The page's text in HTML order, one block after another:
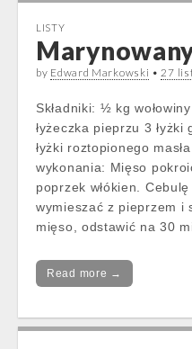
LISTY
by Edward Markowski •27
Składniki: ½ kg
łyżeczka pieprzu 3
łyżki roztopionego
wykonania: Mięso
poprzek włókien.
wymieszać z pieprzem i
mięso, odstawić na 30
Read more →